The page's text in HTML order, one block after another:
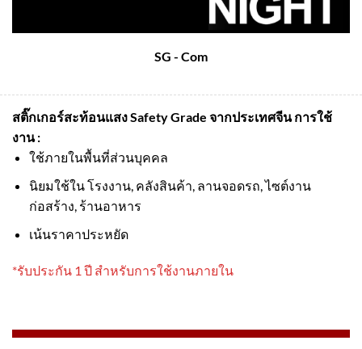
SG - Com
สติ๊กเกอร์สะท้อนแสง Safety Grade จากประเทศจีนการใช้
งาน :
ใช้ภายในพื้นที่ส่วนบุคคล
นิยมใช้ใน โรงงาน, คลังสินค้า, ลานจอดรถ, ไซต์งาน
ก่อสร้าง, ร้านอาหาร
เน้นราคาประหยัด
*รับประกัน 1 ปี สำหรับการใช้งานภายใน